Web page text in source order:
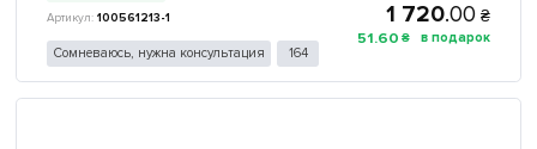
100561213-1
Сомневаюсь, нужна консультация 164
1 720.00 ₴
51.60 ₴